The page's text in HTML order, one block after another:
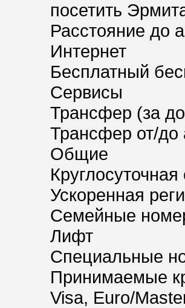
посетить
Расстояние до
Интернет
Бесплатный
Сервисы
Трансфер (за
Трансфер от/до
Общие
Ускоренная
Семейные
Лифт
Специальные
Принимаемые
Visa, Euro/